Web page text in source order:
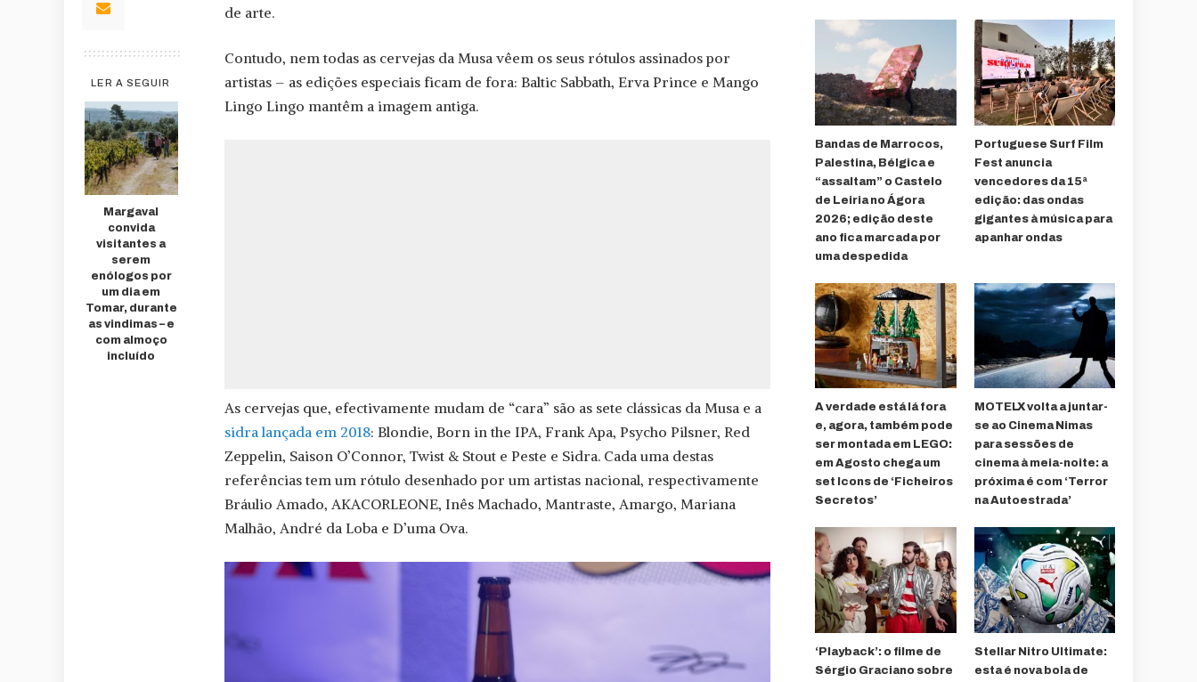
LER A SEGUIR
Margaval
convida
visitantes a
serem
enólogos por
um dia em
Tomar, durante
as vindimas – e
com almoço
incluído
de arte.
Contudo, nem todas as cervejas da Musa vêem os seus rótulos assinados por
artistas – as edições especiais ficam de fora: Baltic Sabbath, Erva Prince e Mango
Lingo Lingo mantêm a imagem antiga.
As cervejas que, efectivamente mudam de “cara” são as sete clássicas da Musa e a
sidra lançada em 2018: Blondie, Born in the IPA, Frank Apa, Psycho Pilsner, Red
Zeppelin, Saison O’Connor, Twist & Stout e Peste e Sidra. Cada uma destas
referências tem um rótulo desenhado por um artistas nacional, respectivamente
Bráulio Amado, AKACORLEONE, Inês Machado, Mantraste, Amargo, Mariana
Malhão, André da Loba e D’uma Ova.
Bandas de Marrocos,
Palestina, Bélgica e
“assaltam” o Castelo
de Leiria no Ágora
2026; edição deste
ano fica marcada por
uma despedida
Portuguese Surf Film
Fest anuncia
vencedores da 15ª
edição: das ondas
gigantes à música para
apanhar ondas
A verdade está lá fora
e, agora, também pode
ser montada em LEGO:
em Agosto chega um
set Icons de ‘Ficheiros
Secretos’
MOTELX volta a juntar-
se ao Cinema Nimas
para sessões de
cinema à meia-noite: a
próxima é com ‘Terror
na Autoestrada’
‘Playback’: o filme de
Sérgio Graciano sobre
Stellar Nitro Ultimate:
esta é nova bola de